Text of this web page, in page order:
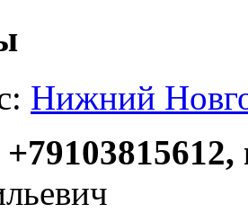
Нижний